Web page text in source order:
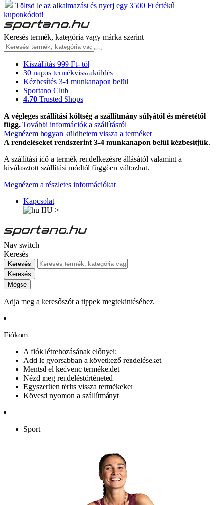
Töltsd le az alkalmazást és nyerj egy 3500 Ft értékű
kuponkódot!
Keresés termék, kategória vagy márka szerint
Kiszállítás 999 Ft- tól
30 napos termékvisszaküldés
Kézbesítés 3-4 munkanapon belül
Sportano Club
4.70 Trusted Shops
A végleges szállítási költség a szállítmány súlyától és méretétől
függ. További információk a szállításról
Megnézem hogyan küldhetem vissza a terméket
A rendeléseket rendszerint 3-4 munkanapon belül kézbesítjük.
A szállítási idő a termék rendelkezésre állásától valamint a
kiválasztott szállítási módtól függően változhat.
Megnézem a részletes információkat
Kapcsolat
HU >
Nav switch
Keresés
Keresés
Keresés
Mégse
Adja meg a keresőszót a tippek megtekintéséhez.
Fiókom
A fiók létrehozásának előnyei:
Add le gyorsabban a következő rendeléseket
Mentsd el kedvenc termékeidet
Nézd meg rendeléstörténeted
Egyszerűen téríts vissza termékeket
Kövesd nyomon a szállítmányt
Sport